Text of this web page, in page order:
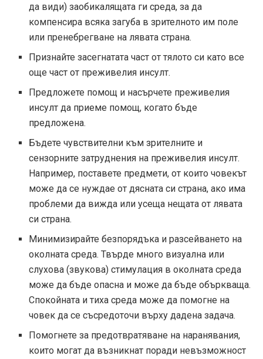
да види) заобикалящата ги среда, за да
компенсира всяка загуба в зрителното им поле
или пренебрегване на лявата страна.
Признайте засегнатата част от тялото си като все
още част от преживелия инсулт.
Предложете помощ и насърчете преживелия
инсулт да приеме помощ, когато бъде
предложена.
Бъдете чувствителни към зрителните и
сензорните затруднения на преживелия инсулт.
Например, поставете предмети, от които човекът
може да се нуждае от дясната си страна, ако има
проблеми да вижда или усеща нещата от лявата
си страна.
Минимизирайте безпорядъка и разсейването на
околната среда. Твърде много визуална или
слухова (звукова) стимулация в околната среда
може да бъде опасна и може да бъде объркваща.
Спокойната и тиха среда може да помогне на
човек да се съсредоточи върху дадена задача.
Помогнете за предотвратяване на наранявания,
които могат да възникнат поради невъзможност